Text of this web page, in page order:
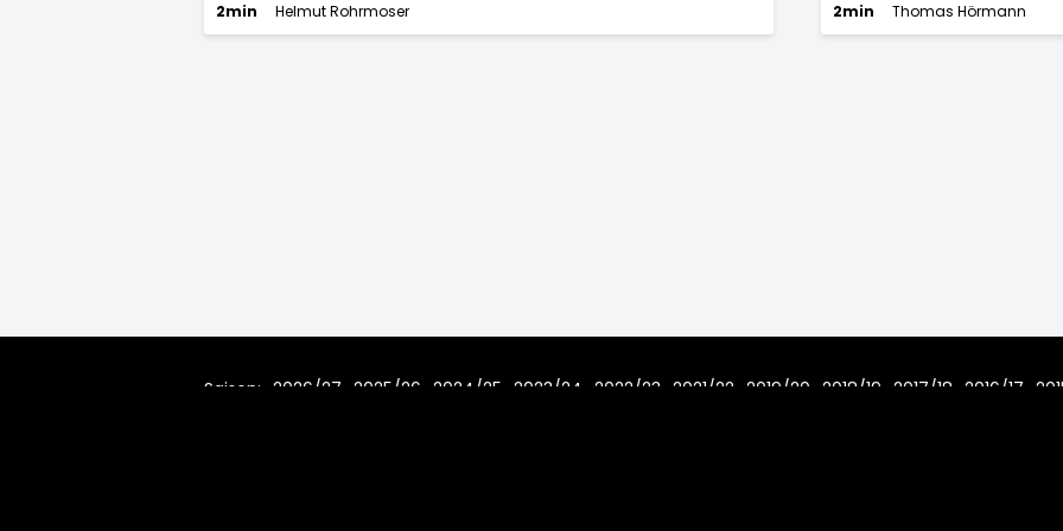
2min Helmut Rohrmoser 2min Thomas Hörmann
Saison: 2026/27 2025/26 2024/25 2023/24 2022/23 2021/22 2019/20 2018/19 2017/18 2016/17